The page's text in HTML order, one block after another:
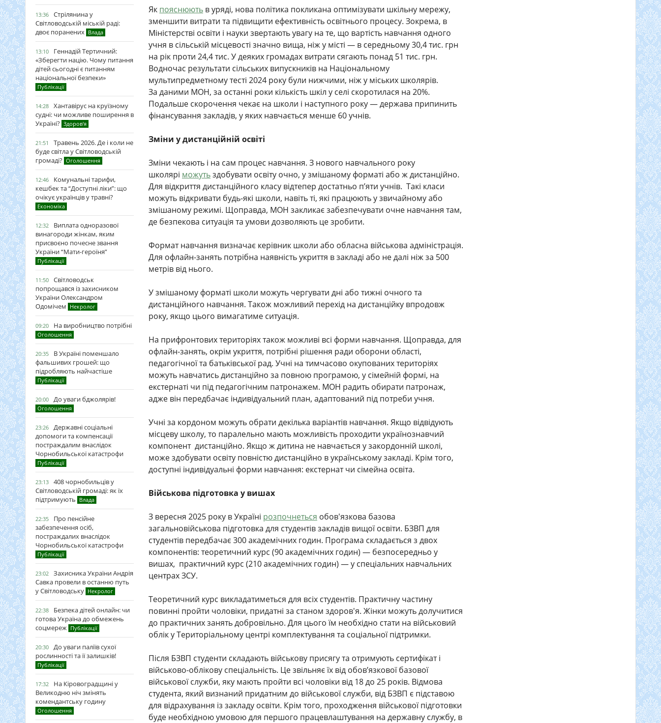
13:36
Стрілянина у
Світловодській міській раді:
двоє поранених Влада
13:10
Геннадій Тертичний:
«Зберегти націю. Чому питання
дітей сьогодні є питанням
національної безпеки»
Публікації
14:28
Хантавірус на круїзному
судні: чи можливе поширення в
Україні? Здоров'я
21:51
Травень 2026. Де і коли не
буде світла у Світловодській
громаді? Оголошення
12:46
Комунальні тарифи,
кешбек та “Доступні ліки”: що
очікує українців у травні?
Економіка
12:32
Виплата одноразової
винагороди жінкам, яким
присвоєно почесне звання
України “Мати-героїня”
Публікації
11:50
Світловодськ
попрощався із захисником
України Олександром
Одомічем Некролог
09:20 На виробництво потрібні
Оголошення
20:35
В Україні поменшало
фальшивих грошей: що
підробляють найчастіше
Публікації
20:00 До уваги бджолярів!
Оголошення
23:26
Державні соціальні
допомоги та компенсації
постраждалим внаслідок
Чорнобильської катастрофи
Публікації
23:13
408 чорнобильців у
Світловодській громаді: як їх
підтримують Влада
22:35
Про пенсійне
забезпечення осіб,
постраждалих внаслідок
Чорнобильської катастрофи
Публікації
23:02
Захисника України Андрія
Савка провели в останню путь
у Світловодську Некролог
22:38
Безпека дітей онлайн: чи
готова Україна до обмежень
соцмереж Публікації
20:30
До уваги паліїв сухої
рослинності та її залишків!
Публікації
17:32
На Кіровоградщині у
Великодню ніч змінять
комендантську годину
Оголошення
Як пояснюють в уряді, нова політика покликана оптимізувати шкільну мережу,
зменшити витрати та підвищити ефективність освітнього процесу. Зокрема, в
Міністерстві освіти і науки звертають увагу на те, що вартість навчання одного
учня в сільській місцевості значно вища, ніж у місті — в середньому 30,4 тис. грн
на рік проти 24,4 тис. У деяких громадах витрати сягають понад 51 тис. грн.
Водночас результати сільських випускників на Національному
мультипредметному тесті 2024 року були нижчими, ніж у міських школярів.
За даними МОН, за останні роки кількість шкіл у селі скоротилася на 20%.
Подальше скорочення чекає на школи і наступного року — держава припинить
фінансування закладів, у яких навчається менше 60 учнів.
Зміни у дистанційній освіті
Зміни чекають і на сам процес навчання. З нового навчального року
школярі можутьздобувати освіту очно, у змішаному форматі або ж дистанційно.
Для відкриття дистанційного класу відтепер достатньо п’яти учнів. Такі класи
можуть відкривати будь-які школи, навіть ті, які працюють у звичайному або
змішаному режимі. Щоправда, МОН закликає забезпечувати очне навчання там,
де безпекова ситуація та умови дозволяють це зробити.
Формат навчання визначає керівник школи або обласна військова адміністрація.
Для офлайн-занять потрібна наявність укриття в закладі або не далі ніж за 500
метрів від нього.
У змішаному форматі школи можуть чергувати дні або тижні очного та
дистанційного навчання. Також можливий перехід на дистанційку впродовж
року, якщо цього вимагатиме ситуація.
На прифронтових територіях також можливі всі форми навчання. Щоправда, для
офлайн-занять, окрім укриття, потрібні рішення ради оборони області,
педагогічної та батьківської рад. Учні на тимчасово окупованих територіях
можуть навчатись дистанційно за повною програмою, у сімейній формі, на
екстернаті чи під педагогічним патронажем. МОН радить обирати патронаж,
адже він передбачає індивідуальний план, адаптований під потреби учня.
Учні за кордоном можуть обрати декілька варіантів навчання. Якщо відвідують
місцеву школу, то паралельно мають можливість проходити українознавчий
компонент дистанційно. Якщо ж дитина не навчається у закордонній школі,
може здобувати освіту повністю дистанційно в українському закладі. Крім того,
доступні індивідуальні форми навчання: екстернат чи сімейна освіта.
Військова підготовка у вишах
З вересня 2025 року в Україні розпочнеться обов'язкова базова
загальновійськова підготовка для студентів закладів вищої освіти. БЗВП для
студентів передбачає 300 академічних годин. Програма складається з двох
компонентів: теоретичний курс (90 академічних годин) — безпосередньо у
вишах, практичний курс (210 академічних годин) — у спеціальних навчальних
центрах ЗСУ.
Теоретичний курс викладатиметься для всіх студентів. Практичну частину
повинні пройти чоловіки, придатні за станом здоров'я. Жінки можуть долучитися
до практичних занять добровільно. Для цього їм необхідно стати на військовий
облік у Територіальному центрі комплектування та соціальної підтримки.
Після БЗВП студенти складають військову присягу та отримують сертифікат і
військово-облікову спеціальність. Це звільняє їх від обов’язкової базової
військової служби, яку мають пройти всі чоловіки від 18 до 25 років. Відмова
студента, який визнаний придатним до військової служби, від БЗВП є підставою
для відрахування із закладу освіти. Крім того, проходження військової підготовки
буде необхідною умовою для першого працевлаштування на державну службу, в